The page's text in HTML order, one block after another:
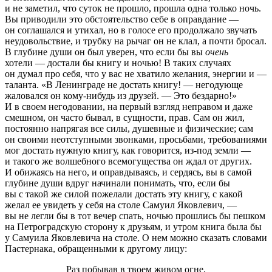
и не заметил, что суток не прошло, прошла одна только ночь.
Вы приводили это обстоятельство себе в оправдание —
он соглашался и утихал, но в голосе его продолжало звучать
неудовольствие, и трубку на рычаг он не клал, а почти бросал.
В глубине души он был уверен, что если бы вы очень
хотели — достали бы книгу и ночью! В таких случаях
он думал про себя, что у вас не хватило желания, энергии и —
таланта. «В Ленинграде не достать книгу! — негодующе
жаловался он кому-нибудь из друзей. — Это бездарно!»
И в своем негодовании, на первый взгляд неправом и даже
смешном, он часто бывал, в сущности, прав. Сам он жил,
постоянно напрягая все силы, душевные и физические; сам
он своими неотступными звонками, просьбами, требованиями
мог достать нужную книгу, как говорится, из-под земли —
и такого же волшебного всемогущества он ждал от других.
И обижаясь на него, и оправдываясь, и сердясь, вы в самой
глубине души вдруг начинали понимать, что, если бы
вы с такой же силой пожелали достать эту книгу, с какой
желал ее увидеть у себя на столе Самуил Яковлевич, —
вы не легли бы в тот вечер спать, ночью прошлись бы пешком
на Петроградскую сторону к друзьям, и утром книга была бы
у Самуила Яковлевича на столе. О нем можно сказать словами
Пастернака, обращенными к другому лицу:
Раз побывав в твоем живом огне,